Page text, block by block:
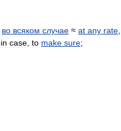
во всяком случае ≈ at any rate
in case to make sure;